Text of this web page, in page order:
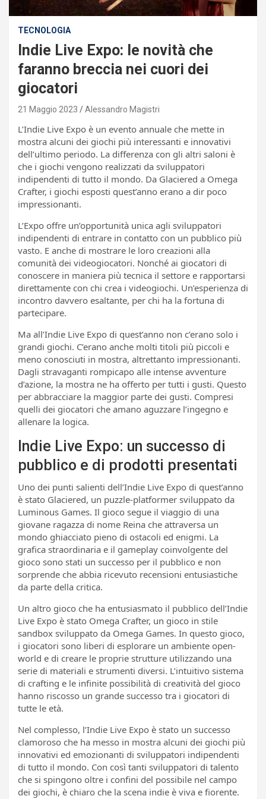
TECNOLOGIA
Indie Live Expo: le novità che
faranno breccia nei cuori dei
giocatori
21 Maggio 2023 Alessandro Magistri
L’Indie Live Expo è un evento annuale che mette in
mostra alcuni dei giochi più interessanti e innovativi
dell’ultimo periodo. La differenza con gli altri saloni è
che i giochi vengono realizzati da sviluppatori
indipendenti di tutto il mondo. Da Glaciered a Omega
Crafter, i giochi esposti quest’anno erano a dir poco
impressionanti.
L’Expo offre un’opportunità unica agli sviluppatori
indipendenti di entrare in contatto con un pubblico più
vasto. E anche di mostrare le loro creazioni alla
comunità dei videogiocatori. Nonché ai giocatori di
conoscere in maniera più tecnica il settore e rapportarsi
direttamente con chi crea i videogiochi. Un’esperienza di
incontro davvero esaltante, per chi ha la fortuna di
partecipare.
Ma all’Indie Live Expo di quest’anno non c’erano solo i
grandi giochi. C’erano anche molti titoli più piccoli e
meno conosciuti in mostra, altrettanto impressionanti.
Dagli stravaganti rompicapo alle intense avventure
d’azione, la mostra ne ha offerto per tutti i gusti. Questo
per abbracciare la maggior parte dei gusti. Compresi
quelli dei giocatori che amano aguzzare l’ingegno e
allenare la logica.
Indie Live Expo: un successo di
pubblico e di prodotti presentati
Uno dei punti salienti dell’Indie Live Expo di quest’anno
è stato Glaciered, un puzzle-platformer sviluppato da
Luminous Games. Il gioco segue il viaggio di una
giovane ragazza di nome Reina che attraversa un
mondo ghiacciato pieno di ostacoli ed enigmi. La
grafica straordinaria e il gameplay coinvolgente del
gioco sono stati un successo per il pubblico e non
sorprende che abbia ricevuto recensioni entusiastiche
da parte della critica.
Un altro gioco che ha entusiasmato il pubblico dell’Indie
Live Expo è stato Omega Crafter, un gioco in stile
sandbox sviluppato da Omega Games. In questo gioco,
i giocatori sono liberi di esplorare un ambiente open-
world e di creare le proprie strutture utilizzando una
serie di materiali e strumenti diversi. L’intuitivo sistema
di crafting e le infinite possibilità di creatività del gioco
hanno riscosso un grande successo tra i giocatori di
tutte le età.
Nel complesso, l’Indie Live Expo è stato un successo
clamoroso che ha messo in mostra alcuni dei giochi più
innovativi ed emozionanti di sviluppatori indipendenti
di tutto il mondo. Con così tanti sviluppatori di talento
che si spingono oltre i confini del possibile nel campo
dei giochi, è chiaro che la scena indie è viva e fiorente.